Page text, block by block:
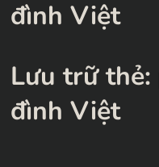
đình Việt
Lưu trữ thẻ:
đình Việt